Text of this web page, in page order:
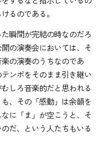
るのである。
瞬間が完結の時なのだろ
の演奏会においては、そ
の演奏のうちなのであ
ンポをそのまま引き継い
しろ音楽的だと思われる
、その「感動」は余韻を
に「ま」が空こうと、そ
だ、という人たちもいる